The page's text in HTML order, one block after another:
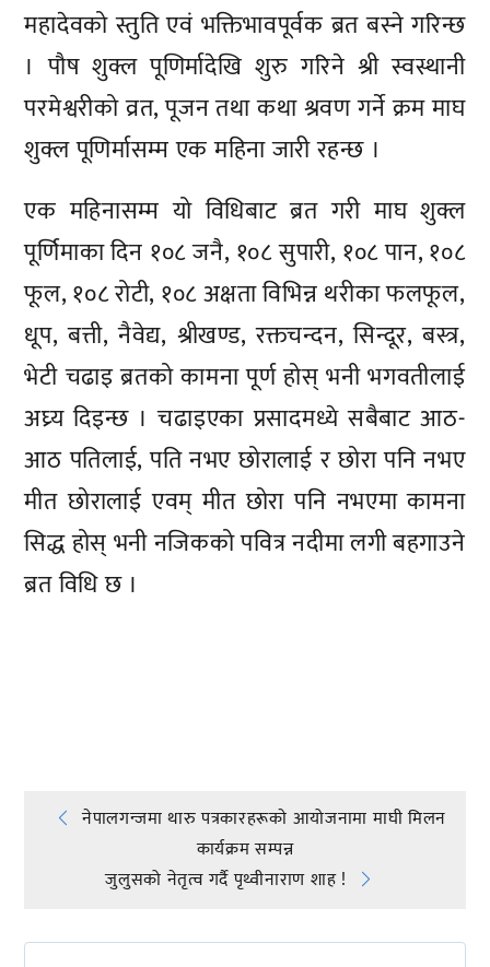
महादेवको स्तुति एवं भक्तिभावपूर्वक ब्रत बस्ने गरिन्छ
। पौष शुक्ल पूणिर्मादेखि शुरु गरिने श्री स्वस्थानी
परमेश्वरीको व्रत, पूजन तथा कथा श्रवण गर्ने क्रम माघ
शुक्ल पूणिर्मासम्म एक महिना जारी रहन्छ ।
एक महिनासम्म यो विधिबाट ब्रत गरी माघ शुक्ल
पूर्णिमाका दिन १०८ जनै, १०८ सुपारी, १०८ पान, १०८
फूल, १०८ रोटी, १०८ अक्षता विभिन्न थरीका फलफूल,
धूप, बत्ती, नैवेद्य, श्रीखण्ड, रक्तचन्दन, सिन्दूर, बस्त्र,
भेटी चढाइ ब्रतको कामना पूर्ण होस् भनी भगवतीलाई
अघ्र्य दिइन्छ । चढाइएका प्रसादमध्ये सबैबाट आठ-
आठ पतिलाई, पति नभए छोरालाई र छोरा पनि नभए
मीत छोरालाई एवम् मीत छोरा पनि नभएमा कामना
सिद्ध होस् भनी नजिकको पवित्र नदीमा लगी बहगाउने
ब्रत विधि छ ।
Post
navigation
नेपालगन्जमा थारु पत्रकारहरूकाे आयोजनामा माघी मिलन
कार्यक्रम सम्पन्न
जुलुसको नेतृत्व गर्दै पृथ्वीनाराण शाह !